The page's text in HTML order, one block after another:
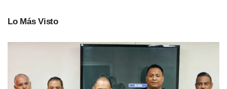
Lo Más Visto